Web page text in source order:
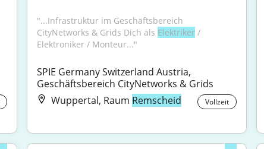
"...Infrastruktur im Geschäftsbereich
CityNetworks & Grids Dich als Elektriker /
Elektroniker / Monteur..."
SPIE Germany Switzerland Austria,
Geschäftsbereich CityNetworks & Grids
Wuppertal, Raum Remscheid Vollzeit